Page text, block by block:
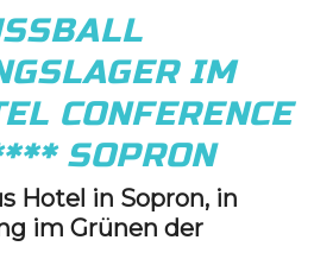
IM
CONFERENCE
SOPRON
Hotel in Sopron, in
im Grünen der